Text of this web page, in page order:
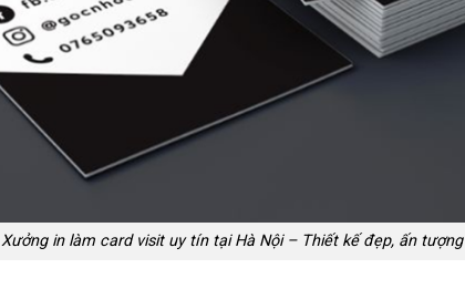
Xưởng in làm card visit uy tín tại Hà Nội – Thiết kế đẹp, ấn tượng